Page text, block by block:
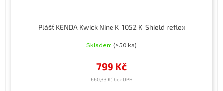
Plášť KENDA Kwick Nine K-1052 K-Shield reflex
Skladem (>50 ks)
660,33 Kč bez DPH
799 Kč